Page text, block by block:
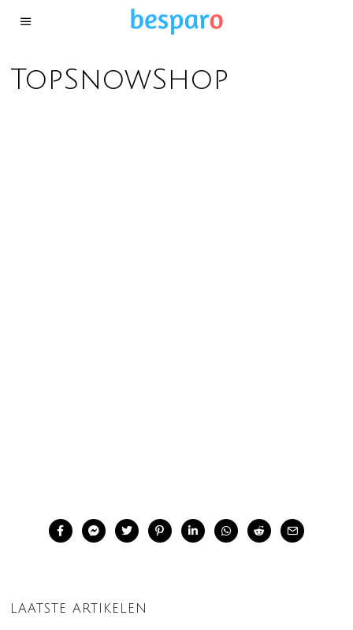
TopSnowShop
LAATSTE ARTIKELEN